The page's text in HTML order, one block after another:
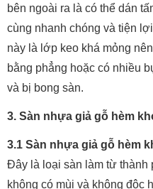
bên ngoài ra là có thể dán
cùng nhanh chóng và tiện
này là lớp keo khá mỏng
bằng phẳng hoặc có nhiều
và bị bong sàn.
3. Sàn nhựa giả gỗ hèm
3.1 Sàn nhựa giả gỗ hèm
Đây là loại sàn làm từ thành
không có mùi và không độc